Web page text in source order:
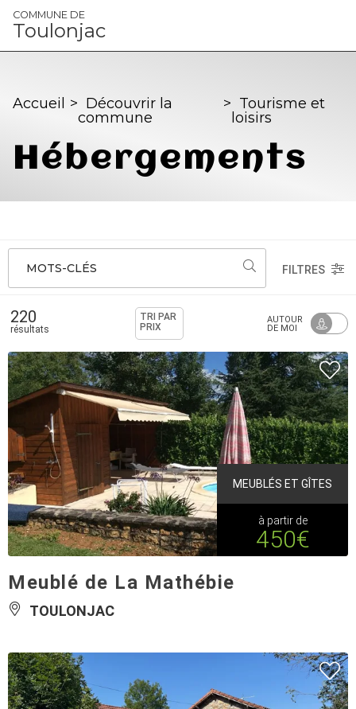
Panneau de gestion des cookies
COMMUNE DE
Toulonjac
Accueil > Découvrir la
commune
> Tourisme et
loisirs
Hébergements
MOTS-CLÉS FILTRES
220
résultats
TRI PAR
PRIX
AUTOUR
DE MOI
MEUBLÉS ET GÎTES
à partir de
450€
Meublé de La Mathébie
TOULONJAC